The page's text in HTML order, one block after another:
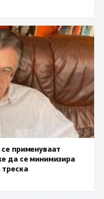
применуваат
да се минимизира